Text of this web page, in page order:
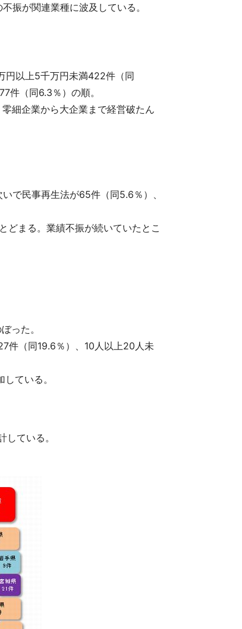
振が関連業種に波及している。
円以上5千万円未満422件（同
件（同6.3％）の順。
細企業から大企業まで経営破たん
で民事再生法が65件（同5.6％）、
まる。業績不振が続いていたとこ
った。
件（同19.6％）、10人以上20人未
ている。
ている。